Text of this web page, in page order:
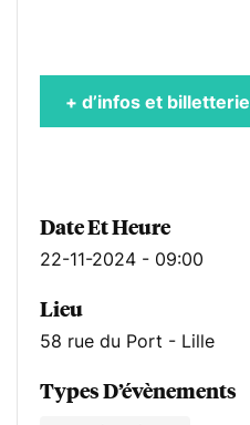
+ d’infos et billetterie
Date Et Heure
22-11-2024 - 09:00
Lieu
58 rue du Port - Lille
Types D’évènements